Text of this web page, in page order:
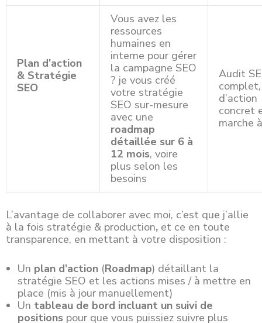
Plan d’action
& Stratégie
SEO
Vous avez les
ressources
humaines en
interne pour gérer
la campagne SEO
? je vous créé
votre stratégie
SEO sur-mesure
avec une
roadmap
détaillée sur 6 à
12 mois, voire
plus selon les
besoins
Audit
d’action
concret
marche
L’avantage de collaborer avec moi, c’est que j’allie
à la fois stratégie & production, et ce en toute
transparence, en mettant à votre disposition :
Un plan d’action (Roadmap) détaillant la
stratégie SEO et les actions mises / à mettre en
place (mis à jour manuellement)
Un tableau de bord incluant un suivi de
positions pour que vous puissiez suivre plus